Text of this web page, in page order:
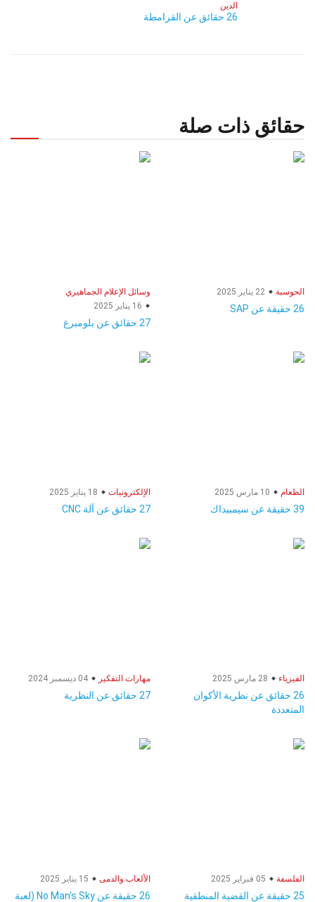
الدين
26 حقائق عن القرامطة
حقائق ذات صلة
الحوسبة
26 حقيقة عن SAP
وسائل الإعلام الجماهيري
27 حقائق عن بلومبرغ
الطعام
39 حقيقة عن سيمبيداك
الإلكترونيات
27 حقائق عن آلة CNC
الفيزياء
26 حقائق عن نظرية الأكوان
المتعددة
مهارات التفكير
27 حقائق عن النظرية
الفلسفة
25 حقيقة عن القضية المنطقية
الألعاب والدمى
26 حقيقة عن No Man's Sky (لعبة